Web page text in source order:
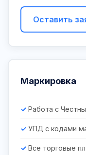
Оставить
Маркировка
Работа с
УПД с кодами
Все торговые